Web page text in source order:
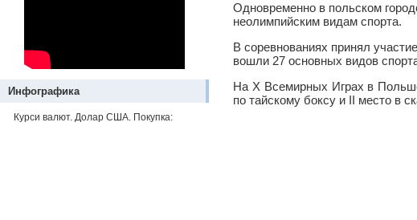
Инфографика
Курси валют. Долар США. Покупка:
Одновременно в польском
неолимпийским видам спорта.
В соревнованиях принял
вошли 27 основных видов
На Х Всемирных Играх в
по тайскому боксу и II место в